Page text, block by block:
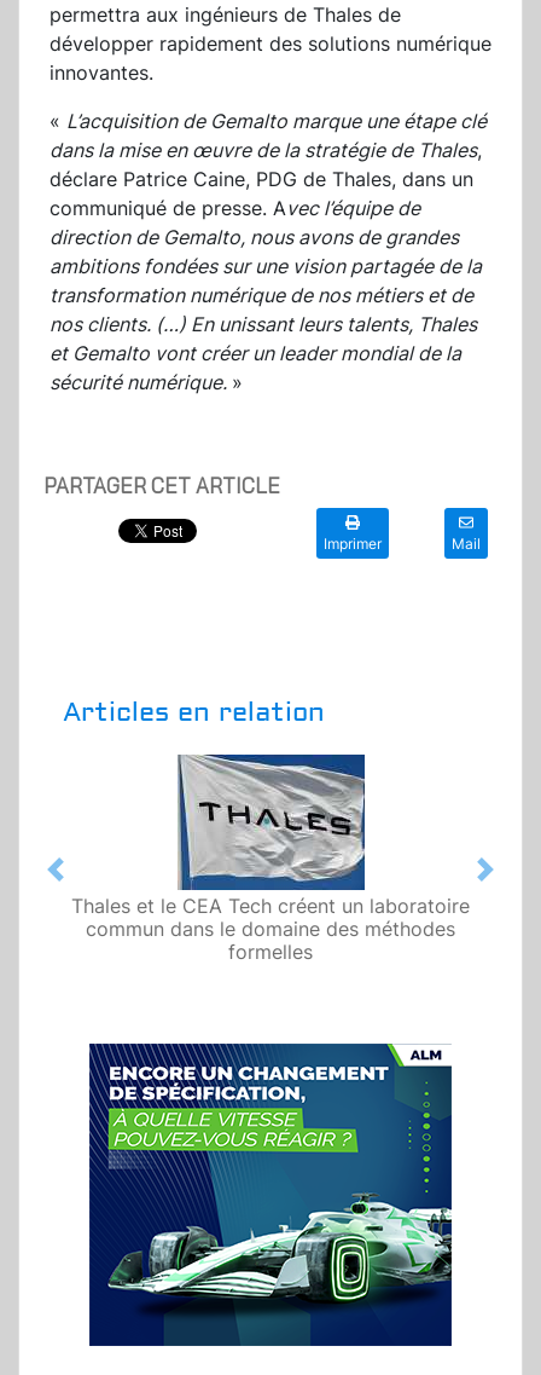
permettra aux ingénieurs de Thales de
développer rapidement des solutions numérique
innovantes.
« L’acquisition de Gemalto marque une étape clé
dans la mise en œuvre de la stratégie de Thales,
déclare Patrice Caine, PDG de Thales, dans un
communiqué de presse. Avec l’équipe de
direction de Gemalto, nous avons de grandes
ambitions fondées sur une vision partagée de la
transformation numérique de nos métiers et de
nos clients. (…) En unissant leurs talents, Thales
et Gemalto vont créer un leader mondial de la
sécurité numérique. »
PARTAGER CET ARTICLE
Imprimer Mail
Articles en relation
Thales et le CEA Tech créent un laboratoire
commun dans le domaine des méthodes
formelles
Previous Next